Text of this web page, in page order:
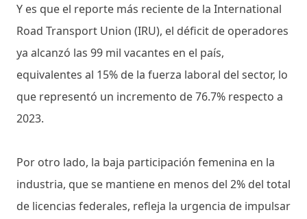
Y es que el reporte más reciente de la International
Road Transport Union (IRU), el déficit de operadores
ya alcanzó las 99 mil vacantes en el país,
equivalentes al 15% de la fuerza laboral del sector, lo
que representó un incremento de 76.7% respecto a
2023.
Por otro lado, la baja participación femenina en la
industria, que se mantiene en menos del 2% del total
de licencias federales, refleja la urgencia de impulsar